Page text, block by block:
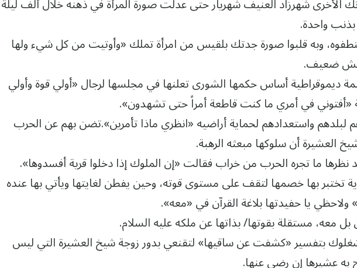
الأخرى شهرزاد العنيف شهريار حتى عدلت صورة المرأة في ذهنه خلال ألف ليلة
واحدة.
وبه قلبوا صورة جدتك بلقيس من امرأة تملك «وأوتيت من كل شيء ولها
هش ضعيف.
ديموقراطية أساس حكمها الشورى تعلنها في مجلسها لرجال «أولي قوة وأولي
في أمري ما كنت قاطعة أمراً حتى تشهدون».
لبلدهم واستعدادهم لحماية أراضيه «انظري ماذا تأمرين».تضن بهم عن الحرب
العشيرة أن سلوكها مبعثه الرهبة.
ما تجره الحرب من خراب فقالت «إن الملوك إذا دخلوا قرية أفسدوها».
تختبر بها خصمها لتقف على مستوى قوته، وحين يفطن لغايتها ويأتي بها عنده
يا حفيدتها بلاغة القرآن في «معه».
معه، مستقلة بقوتها/ بذاتها عن ملكه عليه السلام.
بتفسير «كشفت عن ساقيها» لتقنعي بدور زوجة شيخ العشيرة التي ليس
به عشيرها إن رضي عنها.